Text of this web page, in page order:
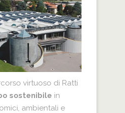
virtuoso di Ratti
sostenibile in
ambientali e